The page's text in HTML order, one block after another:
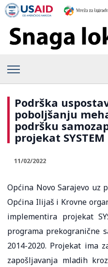
Podrška
poboljšanju
podršku
projekat SYSTEM
11/02/2022
Općina Novo Sarajevo uz
Općina Ilijaš i Krovne
implementira projekat
programa prekogranične
2014-2020. Projekat ima
zapošljavanja mladih